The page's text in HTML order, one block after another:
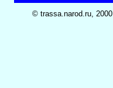
© trassa.narod.ru, 2000